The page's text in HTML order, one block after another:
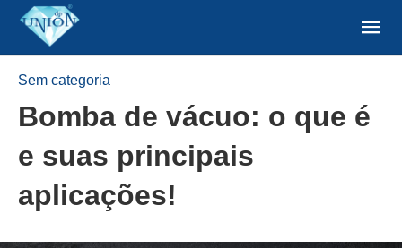
Sem categoria
Bomba de vácuo: o que é
e suas principais
aplicações!